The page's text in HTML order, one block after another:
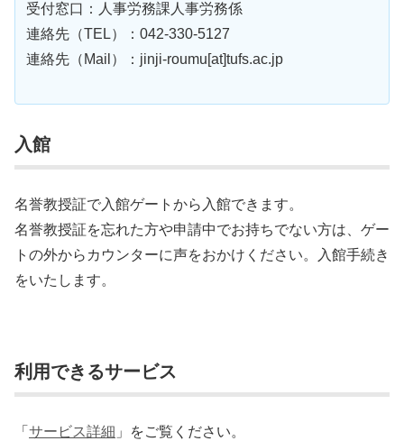
受付窓口：人事労務課人事労務係
連絡先（TEL）：042-330-5127
連絡先（Mail）：jinji-roumu[at]tufs.ac.jp
入館
名誉教授証で入館ゲートから入館できます。
名誉教授証を忘れた方や申請中でお持ちでない方は、ゲー
トの外からカウンターに声をおかけください。入館手続き
をいたします。
利用できるサービス
「 サービス詳細 」をご覧ください。